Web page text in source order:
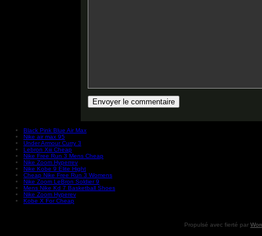
Black Pink Blue Air Max
Nike air max 95
Under Armour Curry 3
Lebron Xiii Cheap
Nike Free Run 3 Mens Cheap
Nike Zoom Hyperrev
Nike Kobe 9 Elite Hight
Cheap Nike Free Run 3 Womens
Nike Zoom LeBron Soldier 9
Mens Nike Kd 7 Basketball Shoes
Nike Zoom Hyperev
Kobe X For Cheap
Propulsé avec fierté par